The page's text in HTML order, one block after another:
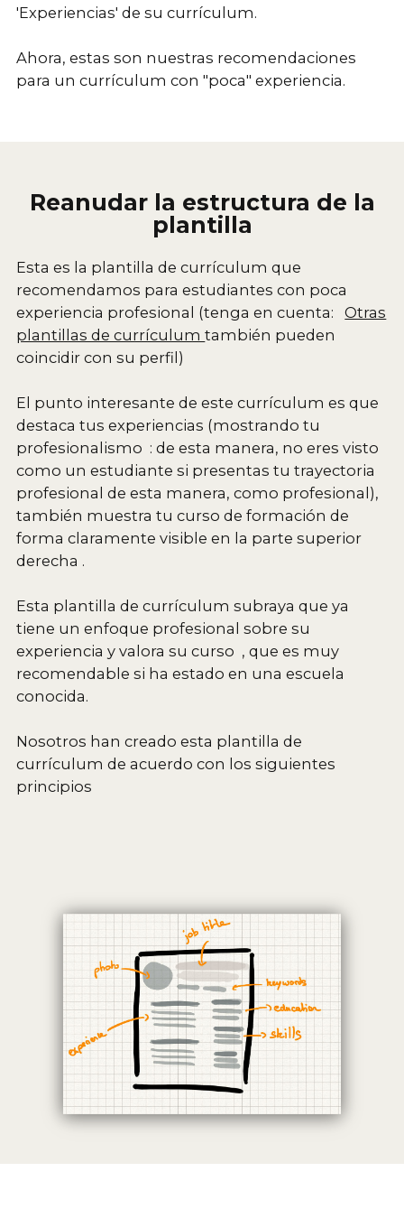
'Experiencias' de su currículum.
Ahora, estas son nuestras recomendaciones
para un currículum con "poca" experiencia.
Reanudar la estructura de la
plantilla
Esta es la plantilla de currículum que
recomendamos para estudiantes con poca
experiencia profesional (tenga en cuenta:Otras
plantillas de currículumtambién pueden
coincidir con su perfil)
El punto interesante de este currículum es que
destaca tus experiencias (mostrando tu
profesionalismo : de esta manera, no eres visto
como un estudiante si presentas tu trayectoria
profesional de esta manera, como profesional),
también muestra tu curso de formación de
forma claramente visible en la parte superior
derecha .
Esta plantilla de currículum subraya que ya
tiene un enfoque profesional sobre su
experiencia y valora su curso , que es muy
recomendable si ha estado en una escuela
conocida.
Nosotros han creado esta plantilla de
currículum de acuerdo con los siguientes
principios